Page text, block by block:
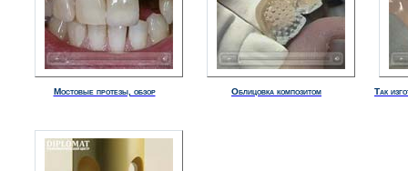
Мостовые протезы, обзор Облицовка композитом Так